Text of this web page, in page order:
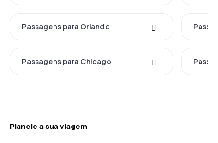
Passagens para Orlando
Passagens para Chicago
Planeie a sua viagem